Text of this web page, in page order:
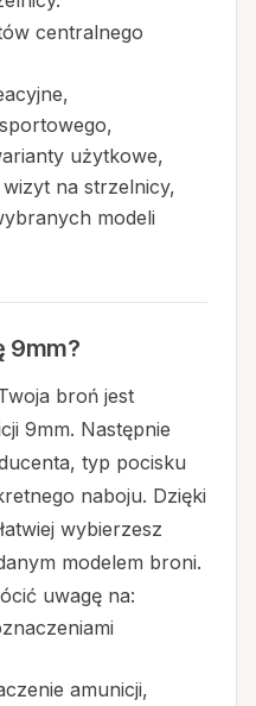
centralnego
użytkowe,
na strzelnicy,
modeli
9mm?
broń jest
9mm. Następnie
typ pocisku
naboju. Dzięki
wybierzesz
modelem broni.
uwagę na:
amunicji,